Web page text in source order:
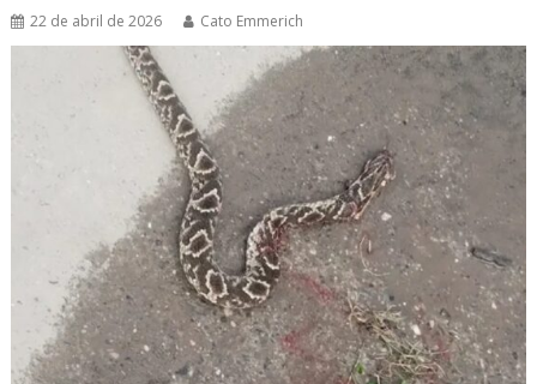
22 de abril de 2026 Cato Emmerich